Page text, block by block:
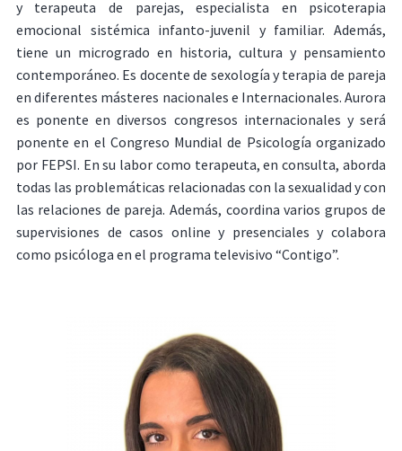
y terapeuta de parejas, especialista en psicoterapia
emocional sistémica infanto-juvenil y familiar. Además,
tiene un microgrado en historia, cultura y pensamiento
contemporáneo. Es docente de sexología y terapia de pareja
en diferentes másteres nacionales e Internacionales. Aurora
es ponente en diversos congresos internacionales y será
ponente en el Congreso Mundial de Psicología organizado
por FEPSI. En su labor como terapeuta, en consulta, aborda
todas las problemáticas relacionadas con la sexualidad y con
las relaciones de pareja. Además, coordina varios grupos de
supervisiones de casos online y presenciales y colabora
como psicóloga en el programa televisivo “Contigo”.